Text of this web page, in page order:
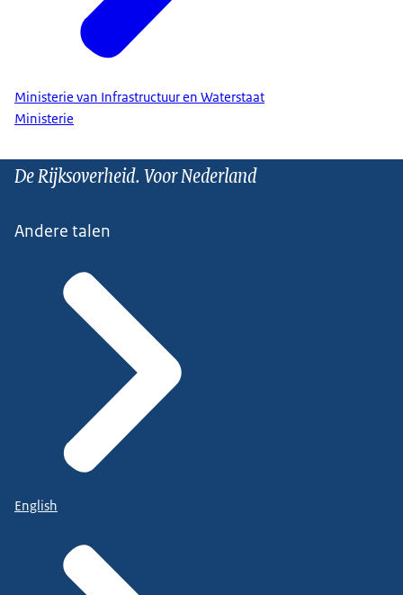
Ministerie van Infrastructuur en Waterstaat
Ministerie
De Rijksoverheid. Voor Nederland
Andere talen
English